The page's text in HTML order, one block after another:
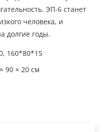
ЭП-6 станет
человека, и
долгие годы.
160*80*15
90 × 20 см